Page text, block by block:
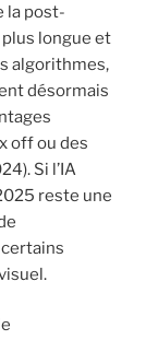
la post-
longue et
algorithmes,
désormais
off ou des
Si l’IA
reste une